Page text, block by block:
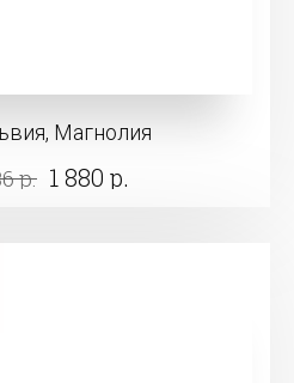
Магнолия
р. 1 880 р.